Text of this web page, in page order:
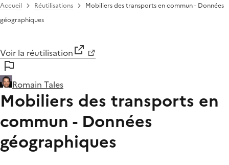
Accueil Réutilisations
Mobiliers des transports en commun - Données
géographiques
Voir la réutilisation
Romain Tales
Mobiliers des transports en
commun - Données
géographiques